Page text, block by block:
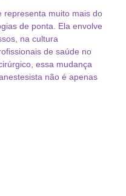
representa muito mais do
de ponta. Ela envolve
na cultura
de saúde no
essa mudança
não é apenas